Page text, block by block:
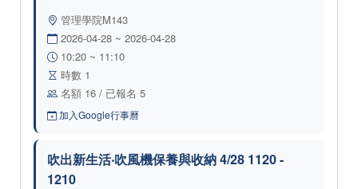
管理學院M143
2026-04-28 ~ 2026-04-28
10:20 ~ 11:10
時數 1
名額 16 / 已報名 5
加入Google行事曆
吹出新生活‧吹風機保養與收納 4/28 1120 -
1210